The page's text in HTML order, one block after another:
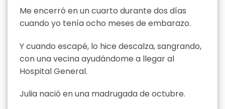
Me encerró en un cuarto durante dos días
cuando yo tenía ocho meses de embarazo.
Y cuando escapé, lo hice descalza, sangrando,
con una vecina ayudándome a llegar al
Hospital General.
Julia nació en una madrugada de octubre.